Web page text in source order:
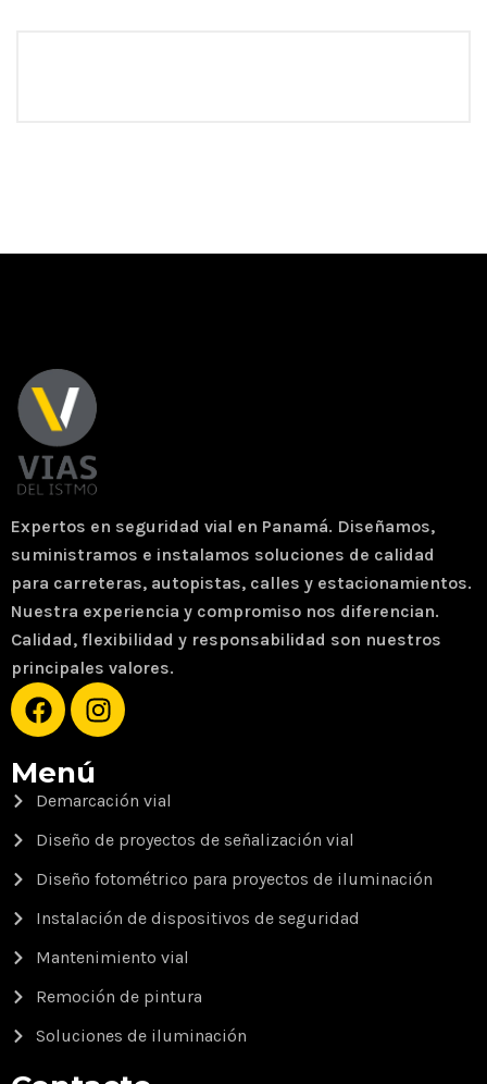
Expertos en seguridad vial en Panamá. Diseñamos,
suministramos e instalamos soluciones de calidad
para carreteras, autopistas, calles y estacionamientos.
Nuestra experiencia y compromiso nos diferencian.
Calidad, flexibilidad y responsabilidad son nuestros
principales valores.
Menú
Demarcación vial
Diseño de proyectos de señalización vial
Diseño fotométrico para proyectos de iluminación
Instalación de dispositivos de seguridad
Mantenimiento vial
Remoción de pintura
Soluciones de iluminación